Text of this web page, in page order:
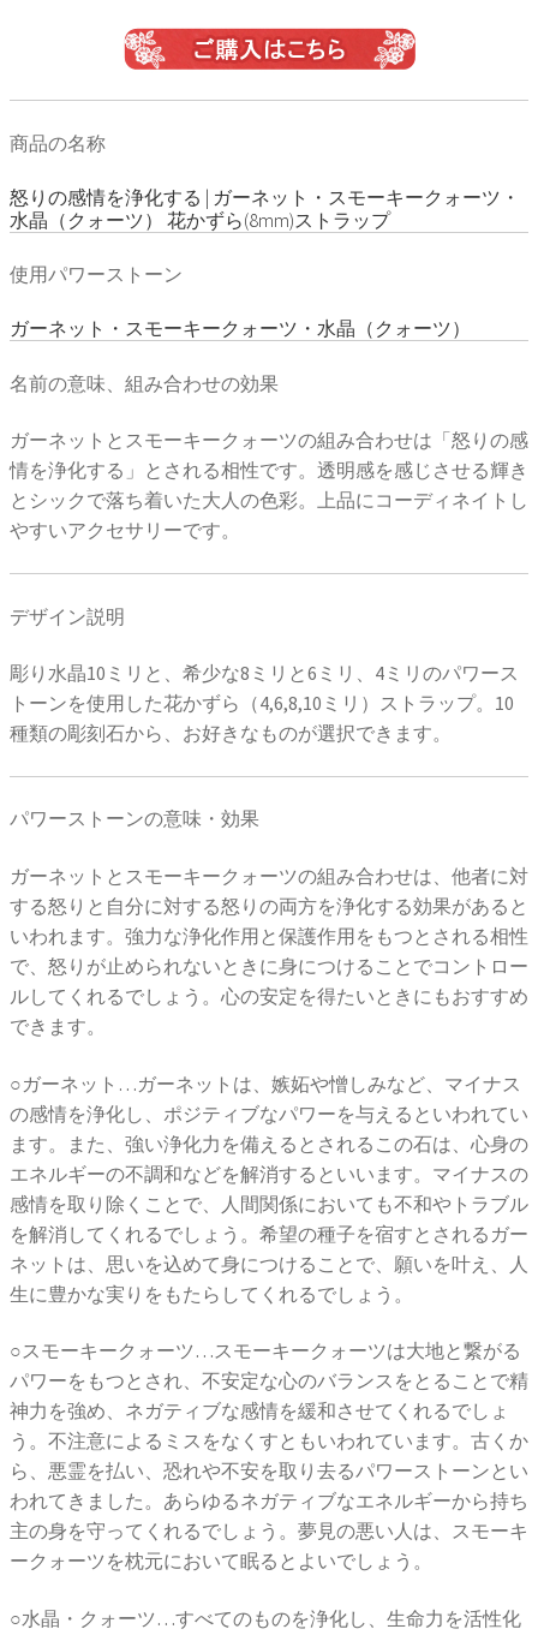
商品の名称
怒りの感情を浄化する | ガーネット・スモーキークォーツ・
水晶（クォーツ） 花かずら(8mm)ストラップ
使用パワーストーン
ガーネット・スモーキークォーツ・水晶（クォーツ）
名前の意味、組み合わせの効果
ガーネットとスモーキークォーツの組み合わせは「怒りの感
情を浄化する」とされる相性です。透明感を感じさせる輝き
とシックで落ち着いた大人の色彩。上品にコーディネイトし
やすいアクセサリーです。
デザイン説明
彫り水晶10ミリと、希少な8ミリと6ミリ、4ミリのパワース
トーンを使用した花かずら（4,6,8,10ミリ）ストラップ。10
種類の彫刻石から、お好きなものが選択できます。
パワーストーンの意味・効果
ガーネットとスモーキークォーツの組み合わせは、他者に対
する怒りと自分に対する怒りの両方を浄化する効果があると
いわれます。強力な浄化作用と保護作用をもつとされる相性
で、怒りが止められないときに身につけることでコントロー
ルしてくれるでしょう。心の安定を得たいときにもおすすめ
できます。
○ガーネット…ガーネットは、嫉妬や憎しみなど、マイナス
の感情を浄化し、ポジティブなパワーを与えるといわれてい
ます。また、強い浄化力を備えるとされるこの石は、心身の
エネルギーの不調和などを解消するといいます。マイナスの
感情を取り除くことで、人間関係においても不和やトラブル
を解消してくれるでしょう。希望の種子を宿すとされるガー
ネットは、思いを込めて身につけることで、願いを叶え、人
生に豊かな実りをもたらしてくれるでしょう。
○スモーキークォーツ…スモーキークォーツは大地と繋がる
パワーをもつとされ、不安定な心のバランスをとることで精
神力を強め、ネガティブな感情を緩和させてくれるでしょ
う。不注意によるミスをなくすともいわれています。古くか
ら、悪霊を払い、恐れや不安を取り去るパワーストーンとい
われてきました。あらゆるネガティブなエネルギーから持ち
主の身を守ってくれるでしょう。夢見の悪い人は、スモーキ
ークォーツを枕元において眠るとよいでしょう。
○水晶・クォーツ…すべてのものを浄化し、生命力を活性化